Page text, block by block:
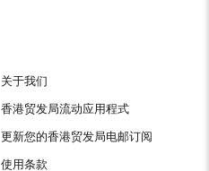
关于我们
香港贸发局流动应用程式
更新您的香港贸发局电邮订阅
使用条款